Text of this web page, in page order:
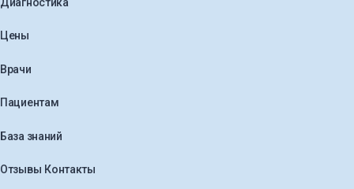
Цены
Врачи
Пациентам
База знаний
Отзывы Контакты